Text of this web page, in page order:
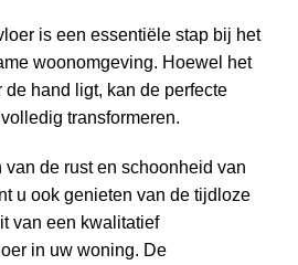
is een essentiële stap bij het
woonomgeving. Hoewel het
hand ligt, kan de perfecte
transformeren.
de rust en schoonheid van
u ook genieten van de tijdloze
van een kwalitatief
in uw woning. De